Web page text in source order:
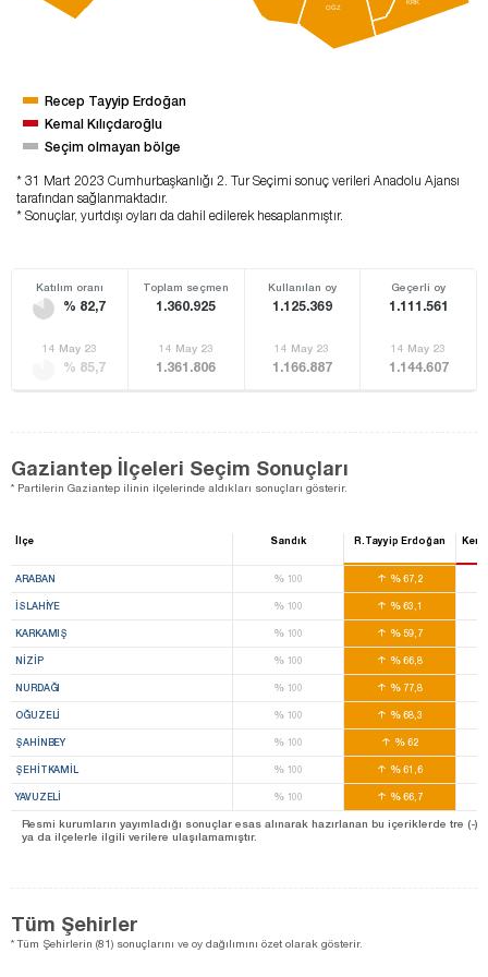
OĞZ
KRK
Recep Tayyip Erdoğan
Kemal Kılıçdaroğlu
Seçim olmayan bölge
* 31 Mart 2023 Cumhurbaşkanlığı 2. Tur Seçimi sonuç verileri Anadolu Ajansı
tarafından sağlanmaktadır.
* Sonuçlar, yurtdışı oyları da dahil edilerek hesaplanmıştır.
Katılım oranı
% 82,7
Toplam seçmen
1.360.925
Kullanılan oy
1.125.369
Geçerli oy
1.111.561
14 May 23
% 85,7
14 May 23
1.361.806
14 May 23
1.166.887
14 May 23
1.144.607
Gaziantep İlçeleri Seçim Sonuçları
* Partilerin Gaziantep ilinin ilçelerinde aldıkları sonuçları gösterir.
İlçe Sandık R.Tayyip Erdoğan
ARABAN %100 %67,2
İSLAHİYE %100 %63,1
KARKAMIŞ %100 %59,7
NİZİP %100 %66,8
NURDAĞI %100 %77,8
OĞUZELİ %100 %68,3
ŞAHİNBEY %100 %62
ŞEHİTKAMİL %100 %61,6
YAVUZELİ %100 %66,7
Resmi kurumların yayımladığı sonuçlar esas alınarak hazırlanan bu içeriklerde tre (-)
ya da ilçelerle ilgili verilere ulaşılamamıştır.
Tüm Şehirler
* Tüm Şehirlerin (81) sonuçlarını ve oy dağılımını özet olarak gösterir.